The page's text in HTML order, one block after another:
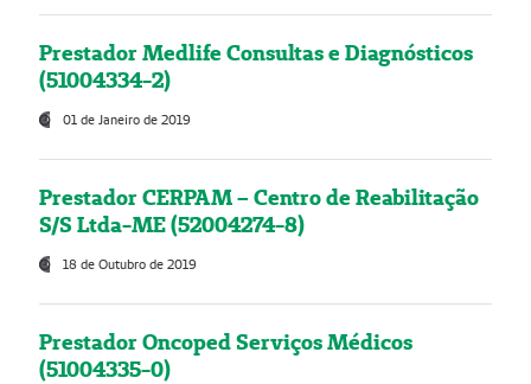
Prestador Medlife Consultas e Diagnósticos
(51004334-2)
01 de Janeiro de 2019
Prestador CERPAM – Centro de Reabilitação
S/S Ltda-ME (52004274-8)
18 de Outubro de 2019
Prestador Oncoped Serviços Médicos
(51004335-0)